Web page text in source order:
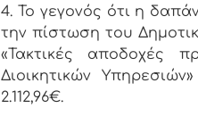
4. Το γεγονός ότι η
την πίστωση του
«Τακτικές αποδοχές
Διοικητικών
2.112,96€.